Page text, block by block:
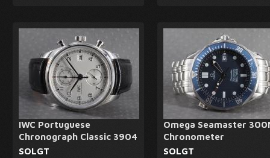
IWC Portuguese
Chronograph Classic 3904
SOLGT
Omega Seamaster
Chronometer
SOLGT